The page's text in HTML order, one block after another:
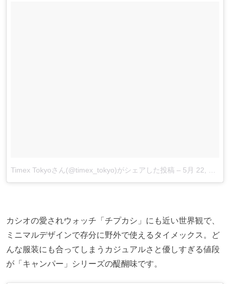
Timex Tokyoさん(@timex_tokyo)がシェアした投稿 – 5月 22, 2017 at 7:42午後 PDT
カシオの愛されウォッチ「チプカシ」にも近い世界観で、
ミニマルデザインで存分に野外で使えるタイメックス。ど
んな服装にも合ってしまうカジュアルさと優しすぎる値段
が「キャンパー」シリーズの醍醐味です。